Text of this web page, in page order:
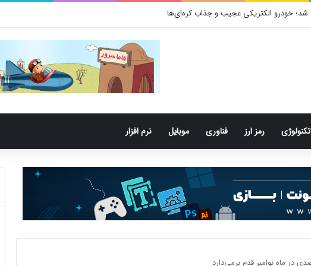
تکنولوژی رمز ارز فناوری موبایل نرم افزار